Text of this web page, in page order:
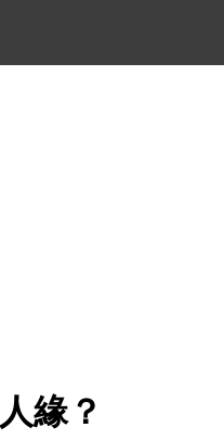
緣？